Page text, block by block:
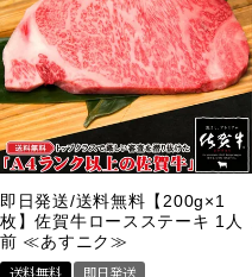
即日発送/送料無料【200g×1
枚】佐賀牛ロースステーキ 1人
前 ≪あすニク≫
送料無料
即日発送